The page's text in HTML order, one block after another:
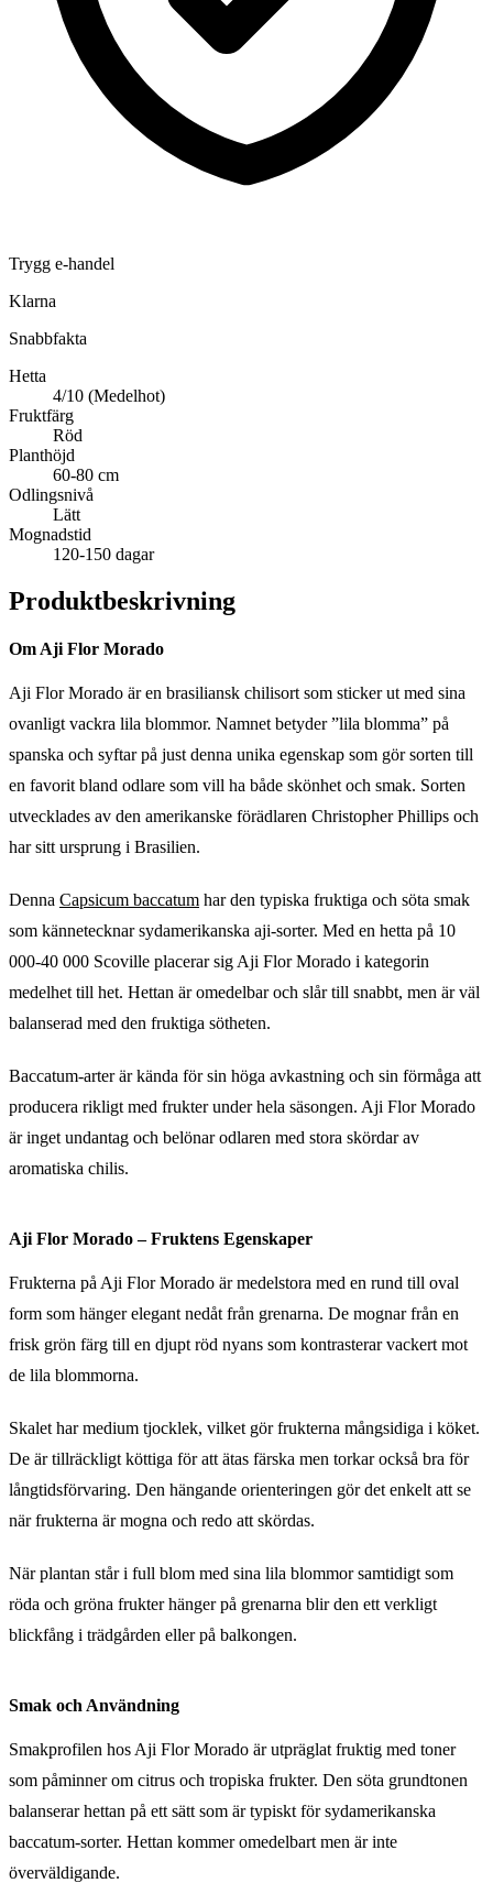
Trygg e-handel
Klarna
Snabbfakta
Hetta
4/10 (Medelhot)
Fruktfärg
Röd
Planthöjd
60-80 cm
Odlingsnivå
Lätt
Mognadstid
120-150 dagar
Produktbeskrivning
Om Aji Flor Morado
Aji Flor Morado är en brasiliansk chilisort som sticker ut med sina
ovanligt vackra lila blommor. Namnet betyder ”lila blomma” på
spanska och syftar på just denna unika egenskap som gör sorten till
en favorit bland odlare som vill ha både skönhet och smak. Sorten
utvecklades av den amerikanske förädlaren Christopher Phillips och
har sitt ursprung i Brasilien.
Denna Capsicum baccatum har den typiska fruktiga och söta smak
som kännetecknar sydamerikanska aji-sorter. Med en hetta på 10
000-40 000 Scoville placerar sig Aji Flor Morado i kategorin
medelhet till het. Hettan är omedelbar och slår till snabbt, men är väl
balanserad med den fruktiga sötheten.
Baccatum-arter är kända för sin höga avkastning och sin förmåga att
producera rikligt med frukter under hela säsongen. Aji Flor Morado
är inget undantag och belönar odlaren med stora skördar av
aromatiska chilis.
Aji Flor Morado – Fruktens Egenskaper
Frukterna på Aji Flor Morado är medelstora med en rund till oval
form som hänger elegant nedåt från grenarna. De mognar från en
frisk grön färg till en djupt röd nyans som kontrasterar vackert mot
de lila blommorna.
Skalet har medium tjocklek, vilket gör frukterna mångsidiga i köket.
De är tillräckligt köttiga för att ätas färska men torkar också bra för
långtidsförvaring. Den hängande orienteringen gör det enkelt att se
när frukterna är mogna och redo att skördas.
När plantan står i full blom med sina lila blommor samtidigt som
röda och gröna frukter hänger på grenarna blir den ett verkligt
blickfång i trädgården eller på balkongen.
Smak och Användning
Smakprofilen hos Aji Flor Morado är utpräglat fruktig med toner
som påminner om citrus och tropiska frukter. Den söta grundtonen
balanserar hettan på ett sätt som är typiskt för sydamerikanska
baccatum-sorter. Hettan kommer omedelbart men är inte
överväldigande.